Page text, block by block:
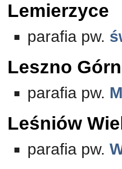
Lemierzyce
parafia pw.
Leszno
parafia pw.
Leśniów
parafia pw.